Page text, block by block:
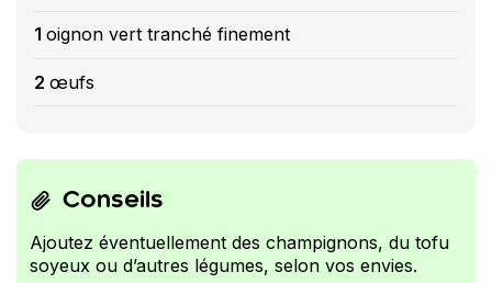
1 oignon vert tranché finement
2 œufs
Conseils
Ajoutez éventuellement des champignons, du tofu
soyeux ou d’autres légumes, selon vos envies.